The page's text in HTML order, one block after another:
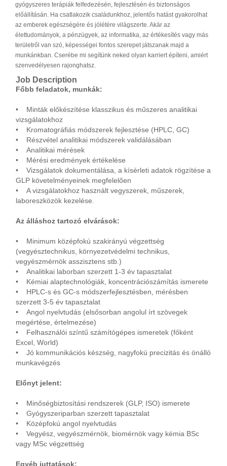
gyógyszeres terápiák felfedezésén, fejlesztésén és biztonságos
előállításán. Ha csatlakozik családunkhoz, jelentős hatást gyakorolhat
az emberek egészségére és jólétére világszerte. Akár az
élettudományok, a pénzügyek, az informatika, az értékesítés vagy más
területről van szó, képességei fontos szerepet játszanak majd a
munkánkban. Cserébe mi segítünk neked olyan karriert építeni, amiért
szenvedélyesen rajonghatsz.
Job Description
Főbb feladatok, munkák:
• Minták előkészítése klasszikus és műszeres analitikai
vizsgálatokhoz
• Kromatográfiás módszerek fejlesztése (HPLC, GC)
• Részvétel analitikai módszerek validálásában
• Analitikai mérések
• Mérési eredmények értékelése
• Vizsgálatok dokumentálása, a kísérleti adatok rögzítése a
GLP követelményeinek megfelelően
• A vizsgálatokhoz használt vegyszerek, műszerek,
laboreszközök kezelése.
Az álláshoz tartozó elvárások:
• Minimum középfokú szakirányú végzettség
(vegyésztechnikus, környezetvédelmi technikus,
vegyészmérnök asszisztens stb.)
• Analitikai laborban szerzett 1-3 év tapasztalat
• Kémiai alaptechnológiák, koncentrációszámítás ismerete
• HPLC-s és GC-s módszerfejlesztésben, mérésben
szerzett 3-5 év tapasztalat
• Angol nyelvtudás (elsősorban angolul írt szövegek
megértése, értelmezése)
• Felhasználói színtű számítógépes ismeretek (főként
Excel, World)
• Jó kommunikációs készség, nagyfokú precizitás és önálló
munkavégzés
Előnyt jelent:
• Minőségbiztosítási rendszerek (GLP, ISO) ismerete
• Gyógyszeriparban szerzett tapasztalat
• Középfokú angol nyelvtudás
• Vegyész, vegyészmérnök, biomérnök vagy kémia BSc
vagy MSc végzettség
Egyéb juttatások: